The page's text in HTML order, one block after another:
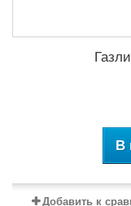
В
Добавить к